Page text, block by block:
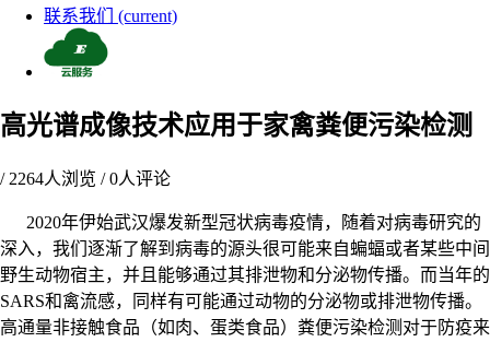
联系我们 (current)
高光谱成像技术应用于家禽粪便污染检测
/ 2264人浏览 /0人评论
2020年伊始武汉爆发新型冠状病毒疫情，随着对病毒研究的
深入，我们逐渐了解到病毒的源头很可能来自蝙蝠或者某些中间
野生动物宿主，并且能够通过其排泄物和分泌物传播。而当年的
SARS和禽流感，同样有可能通过动物的分泌物或排泄物传播。
高通量非接触食品（如肉、蛋类食品）粪便污染检测对于防疫来